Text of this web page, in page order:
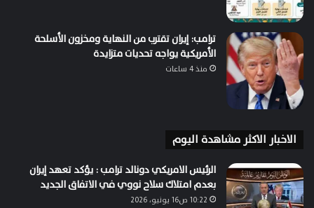
ترامب: إيران تقترب من النهاية ومخزون الأسلحة
الأمريكية يواجه تحديات متزايدة
منذ 4 ساعات
الاخبار الاكثر مشاهدة اليوم
الرئيس الامريكي دونالد ترامب : يؤكد تعهد إيران
بعدم امتلاك سلاح نووي في الاتفاق الجديد
10:22 ص16 يونيو، 2026